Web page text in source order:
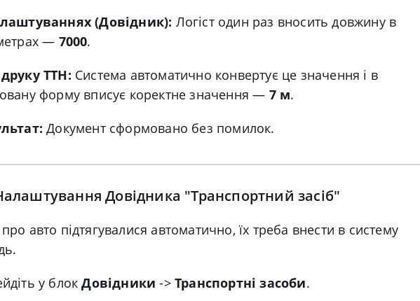
(Довідник): Логіст один раз вносить довжину в
— 7000.
ТТН: Система автоматично конвертує це значення і в
форму вписує коректне значення — 7 м.
Документ сформовано без помилок.
Довідника "Транспортний засіб"
авто підтягувалися автоматично, їх треба внести в систему
у блокДовідники ->Транспортні засоби.